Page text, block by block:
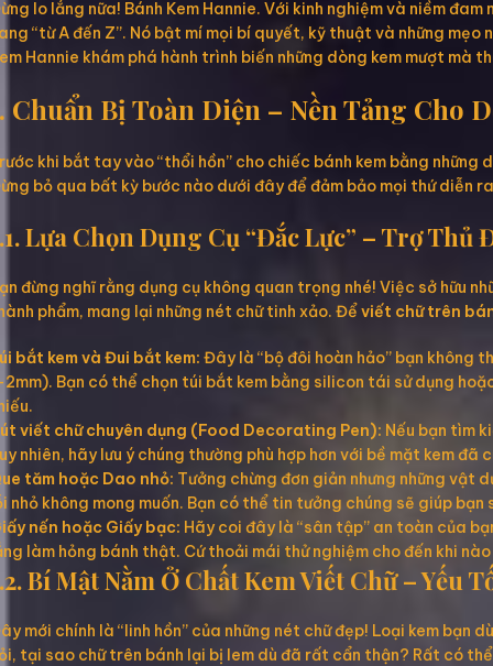
lo lắng nữa! Bánh Kem Hannie. Với kinh nghiệm và niềm
“từ A đến Z”. Nó bật mí mọi bí quyết, kỹ thuật và những mẹo
Hannie khám phá hành trình biến những dòng kem mượt mà
Chuẩn Bị Toàn Diện – Nền Tảng Cho
khi bắt tay vào “thổi hồn” cho chiếc bánh kem bằng
bỏ qua bất kỳ bước nào dưới đây để đảm bảo mọi thứ diễn
Lựa Chọn Dụng Cụ “Đắc Lực” – Trợ
đừng nghĩ rằng dụng cụ không quan trọng nhé! Việc sở hữu
phẩm, mang lại những nét chữ tinh xảo. Đểviết chữ trên
bắt kem và Đui bắt kem: Đây là “bộ đôi hoàn hảo” bạn không
2mm). Bạn có thể chọn túi bắt kem bằng silicon tái sử dụng
viết chữ chuyên dụng (Food Decorating Pen): Nếu bạn tìm
nhiên, hãy lưu ý chúng thường phù hợp hơn với bề mặt kem đã
tăm hoặc Dao nhỏ: Tưởng chừng đơn giản nhưng những vật
nhỏ không mong muốn. Bạn có thể tin tưởng chúng sẽ giúp
nến hoặc Giấy bạc: Hãy coi đây là “sân tập” an toàn của
làm hỏng bánh thật. Cứ thoải mái thử nghiệm cho đến khi
Bí Mật Nằm Ở Chất Kem Viết Chữ – Yếu
mới chính là “linh hồn” của những nét chữ đẹp! Loại kem
tại sao chữ trên bánh lại bị lem dù đã rất cẩn thận? Rất có